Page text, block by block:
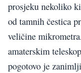
prosjeku nekoliko
od tamnih čestica
veličine
amaterskim
pogotovo je